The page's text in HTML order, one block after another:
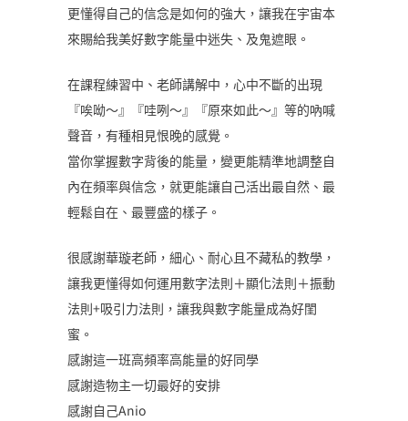
更懂得自己的信念是如何的強大，讓我在宇宙本
來賜給我美好數字能量中迷失、及鬼遮眼。
在課程練習中、老師講解中，心中不斷的出現
『唉呦～』『哇咧～』『原來如此～』等的吶喊
聲音，有種相見恨晚的感覺。
當你掌握數字背後的能量，變更能精準地調整自
內在頻率與信念，就更能讓自己活出最自然、最
輕鬆自在、最豐盛的樣子。
很感謝華璇老師，細心、耐心且不藏私的教學，
讓我更懂得如何運用數字法則＋顯化法則＋振動
法則+吸引力法則，讓我與數字能量成為好閨
蜜。
感謝這一班高頻率高能量的好同學
感謝造物主一切最好的安排
感謝自己Anio